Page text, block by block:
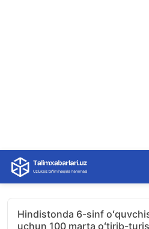
Skip
content
Hindistonda 6-sinf
uchun 100 marta oʻtirib-